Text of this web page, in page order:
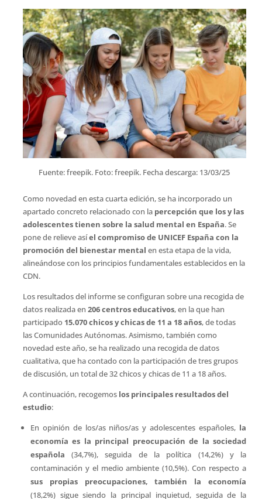
Fuente: freepik. Foto: freepik. Fecha descarga: 13/03/25
Como novedad en esta cuarta edición, se ha incorporado un
apartado concreto relacionado con la percepción que los y las
adolescentes tienen sobre la salud mental en España. Se
pone de relieve asíel compromiso de UNICEF España con la
promoción del bienestar mental en esta etapa de la vida,
alineándose con los principios fundamentales establecidos en la
CDN.
Los resultados del informe se configuran sobre una recogida de
datos realizada en 206 centros educativos, en la que han
participado 15.070 chicos y chicas de 11 a 18 años, de todas
las Comunidades Autónomas. Asimismo, también como
novedad este año, se ha realizado una recogida de datos
cualitativa, que ha contado con la participación de tres grupos
de discusión, un total de 32 chicos y chicas de 11 a 18 años.
A continuación, recogemos los principales resultados del
estudio:
En opinión de los/as niños/as y adolescentes españoles, la
economía es la principal preocupación de la sociedad
española (34,7%), seguida de la política (14,2%) y la
contaminación y el medio ambiente (10,5%). Con respecto a
sus propias preocupaciones, también la economía
(18,2%) sigue siendo la principal inquietud, seguida de la